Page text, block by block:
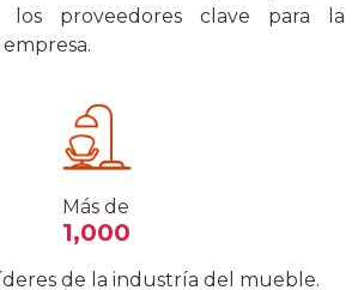
los proveedores clave para la
Más de
1,000
de la industría del mueble.